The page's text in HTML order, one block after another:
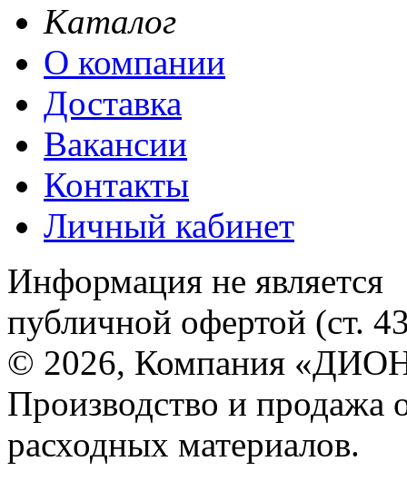
Каталог
О компании
Доставка
Вакансии
Контакты
Личный кабинет
Информация не является
публичной офертой (ст.
© 2026, Компания
Производство и продажа
расходных материалов.